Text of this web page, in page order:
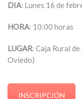
DIA: Lunes 16 de
HORA: 10:00 horas
LUGAR: Caja Rural
Oviedo)
INSCRIPCIÓN